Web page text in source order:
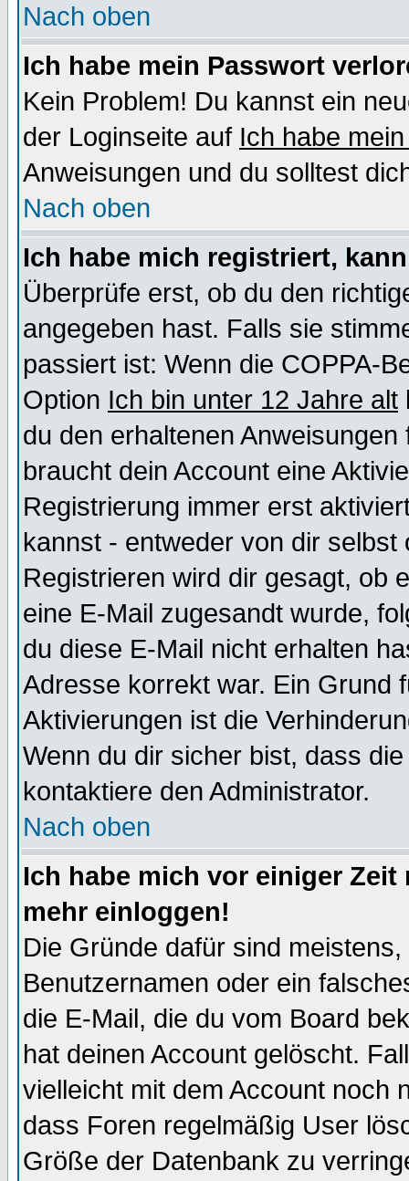
Nach oben
Ich habe mein Passwort
Kein Problem! Du kannst ein
der Loginseite auf Ich habe
Anweisungen und du solltest
Nach oben
Ich habe mich registriert,
Überprüfe erst, ob du den
angegeben hast. Falls sie
passiert ist: Wenn die COPPA-
Option Ich bin unter 12 Jahre alt
du den erhaltenen
braucht dein Account eine
Registrierung immer erst
kannst - entweder von dir selbst
Registrieren wird dir gesagt, ob
eine E-Mail zugesandt wurde,
du diese E-Mail nicht erhalten
Adresse korrekt war. Ein Grund
Aktivierungen ist die
Wenn du dir sicher bist, dass
kontaktiere den Administrator.
Nach oben
Ich habe mich vor einiger
mehr einloggen!
Die Gründe dafür sind
Benutzernamen oder ein
die E-Mail, die du vom Board
hat deinen Account gelöscht.
vielleicht mit dem Account noch
dass Foren regelmäßig User
Größe der Datenbank zu